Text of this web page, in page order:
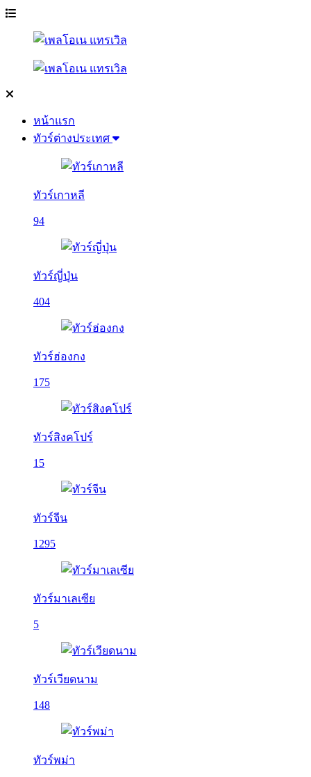
หน้าแรก
ทัวร์ต่างประเทศ
ทัวร์เกาหลี
94
ทัวร์ญี่ปุ่น
404
ทัวร์ฮ่องกง
175
ทัวร์สิงคโปร์
15
ทัวร์จีน
1295
ทัวร์มาเลเซีย
5
ทัวร์เวียดนาม
148
ทัวร์พม่า